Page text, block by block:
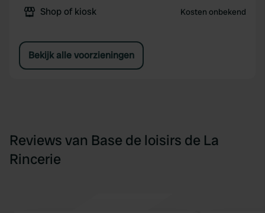
Shop of kiosk Kosten onbekend
Bekijk alle voorzieningen
Reviews van Base de loisirs de La
Rincerie